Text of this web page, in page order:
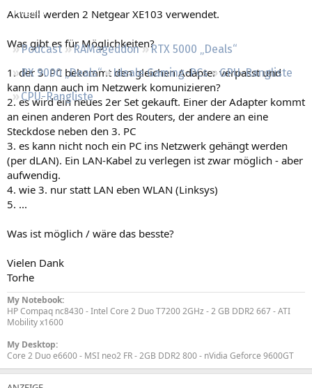
Regeln
Podcast RAMageddon
RTX 5000 „Deals“
RX 9000 „Deals“
Ideale Gaming-PCs
GPU-Rangliste
CPU-Rangliste
Aktuell werden 2 Netgear XE103 verwendet.
Was gibt es für Möglichkeiten?
1. der 3. PC bekommt den gleichen Adapter verpasst und
kann dann auch im Netzwerk komunizieren?
2. es wird ein neues 2er Set gekauft. Einer der Adapter kommt
an einen anderen Port des Routers, der andere an eine
Steckdose neben den 3. PC
3. es kann nicht noch ein PC ins Netzwerk gehängt werden
(per dLAN). Ein LAN-Kabel zu verlegen ist zwar möglich - aber
aufwendig.
4. wie 3. nur statt LAN eben WLAN (Linksys)
5. ...
Was ist möglich / wäre das besste?
Vielen Dank
Torhe
My Notebook:
HP Compaq nc8430 - Intel Core 2 Duo T7200 2GHz - 2 GB DDR2 667 - ATI
Mobility x1600
My Desktop:
Core 2 Duo e6600 - MSI neo2 FR - 2GB DDR2 800 - nVidia Geforce 9600GT